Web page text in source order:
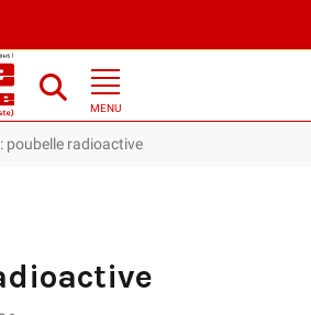
MENU
poubelle radioactive